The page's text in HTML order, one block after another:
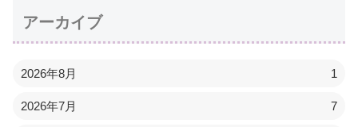
アーカイブ
2026年8月 1
2026年7月 7